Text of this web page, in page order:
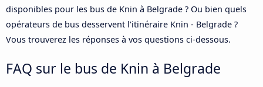
disponibles pour les bus de Knin à Belgrade ? Ou bien quels
opérateurs de bus desservent l'itinéraire Knin - Belgrade ?
Vous trouverez les réponses à vos questions ci-dessous.
FAQ sur le bus de Knin à Belgrade